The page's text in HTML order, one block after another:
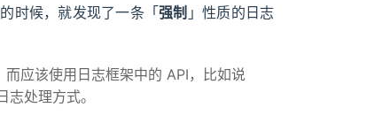
时候，就发现了一条「强制 」性质的日志
应该使用日志框架中的 API，比如说
处理方式。